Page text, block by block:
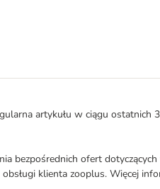
artykułu w ciągu ostatnich
bezpośrednich ofert
klienta zooplus. Więcej